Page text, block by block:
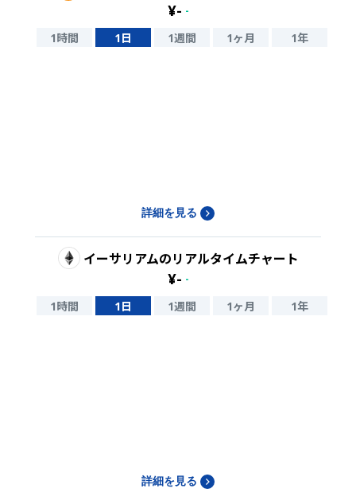
¥- -
1時間 1日 1週間 1ヶ月 1年
詳細を見る
イーサリアムのリアルタイムチャート
¥- -
1時間 1日 1週間 1ヶ月 1年
詳細を見る